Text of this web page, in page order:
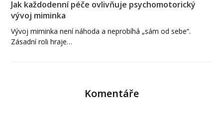
Jak každodenní péče ovlivňuje psychomotorický
vývoj miminka
Vývoj miminka není náhoda a neprobíhá „sám od sebe“.
Zásadní roli hraje…
Komentáře